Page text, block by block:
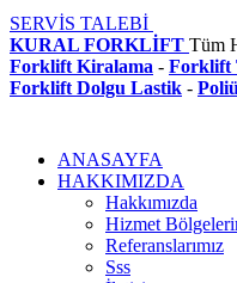
SERVİS TALEBİ
KURAL FORKLİFT Tüm
Forklift Kiralama - Forklift
Forklift Dolgu Lastik -
ANASAYFA
HAKKIMIZDA
Hakkımızda
Hizmet
Referanslarımız
Sss